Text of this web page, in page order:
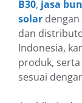
B30, jasa
solar
dan
Indonesia,
produk,
sesuai